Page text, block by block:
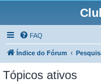
FAQ
Índice do Fórum
Tópicos ativos